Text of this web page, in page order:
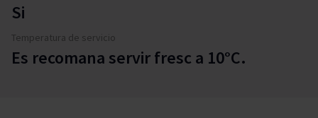
Si
Temperatura de servicio
Es recomana servir fresc a 10°C.